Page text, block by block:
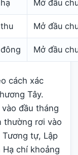
Mở đầu
Mở đầu
Mở đầu
cách xác
Tây.
đầu tháng
thường rơi vào
tự, Lập
chí khoảng